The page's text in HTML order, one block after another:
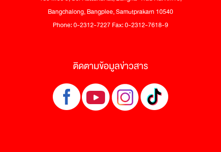
Bangchalong, Bangplee, Samutprakarn 10540
Phone: 0-2312-7227 Fax: 0-2312-7618-9
ติดตามข้อมูลข่าวสาร